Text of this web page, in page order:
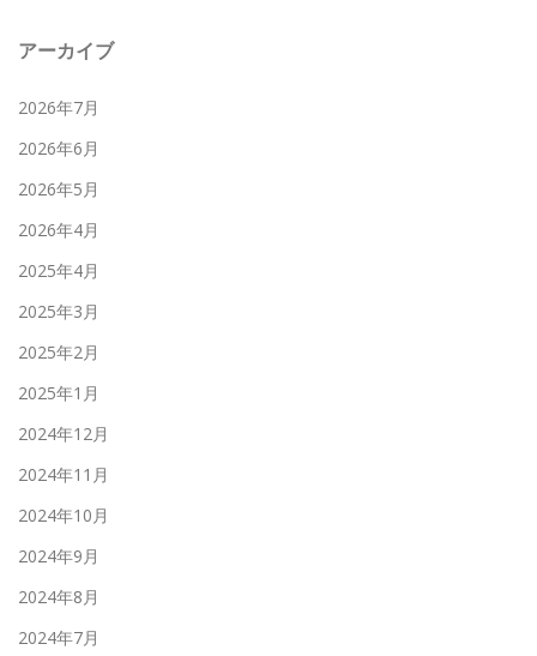
アーカイブ
2026年7月
2026年6月
2026年5月
2026年4月
2025年4月
2025年3月
2025年2月
2025年1月
2024年12月
2024年11月
2024年10月
2024年9月
2024年8月
2024年7月